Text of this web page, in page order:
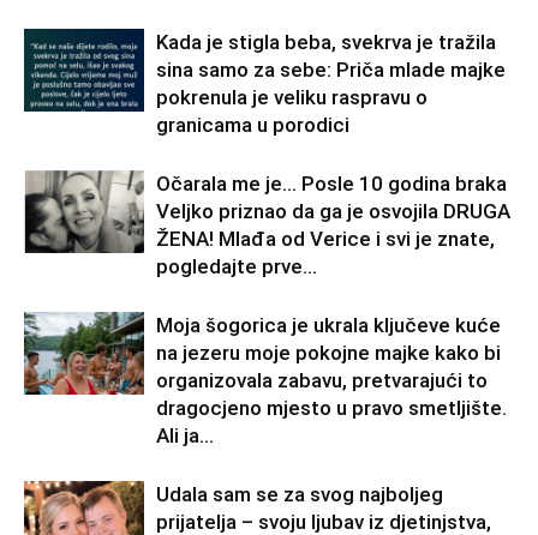
Kada je stigla beba, svekrva je tražila
sina samo za sebe: Priča mlade majke
pokrenula je veliku raspravu o
granicama u porodici
Očarala me je… Posle 10 godina braka
Veljko priznao da ga je osvojila DRUGA
ŽENA! Mlađa od Verice i svi je znate,
pogledajte prve...
Moja šogorica je ukrala ključeve kuće
na jezeru moje pokojne majke kako bi
organizovala zabavu, pretvarajući to
dragocjeno mjesto u pravo smetljište.
Ali ja...
Udala sam se za svog najboljeg
prijatelja – svoju ljubav iz djetinjstva,